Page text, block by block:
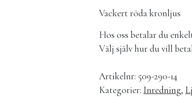
Vackert röda kronljus
Hos oss betalar du
Välj själv hur du vill
Artikelnr: 509-290-14
Kategorier: Inredning,